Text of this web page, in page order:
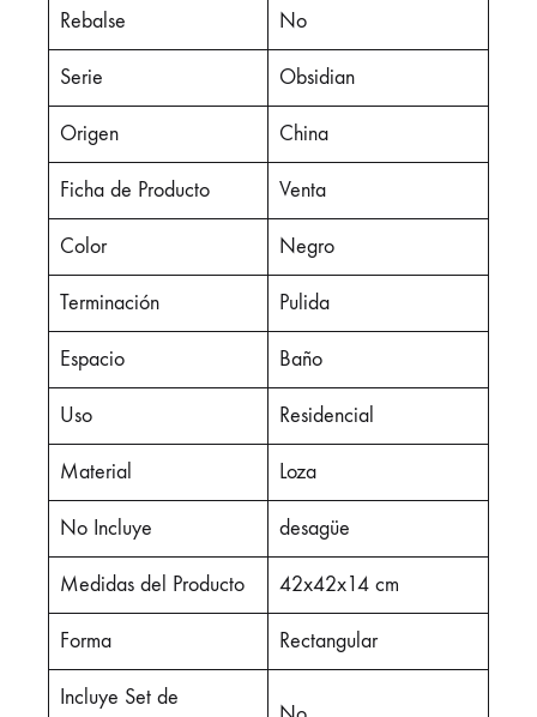
Rebalse No
Serie Obsidian
Origen China
Ficha de Producto Venta
Color Negro
Terminación Pulida
Espacio Baño
Uso Residencial
Material Loza
No Incluye desagüe
Medidas del Producto 42x42x14 cm
Forma Rectangular
Incluye Set de